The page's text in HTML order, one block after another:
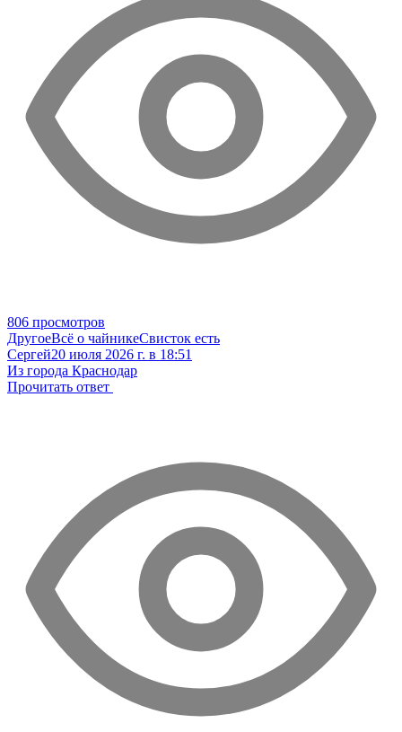
806 просмотров
ДругоеВсё о чайникеСвисток есть
Сергей20 июля 2026 г. в 18:51
Из города Краснодар
Прочитать ответ